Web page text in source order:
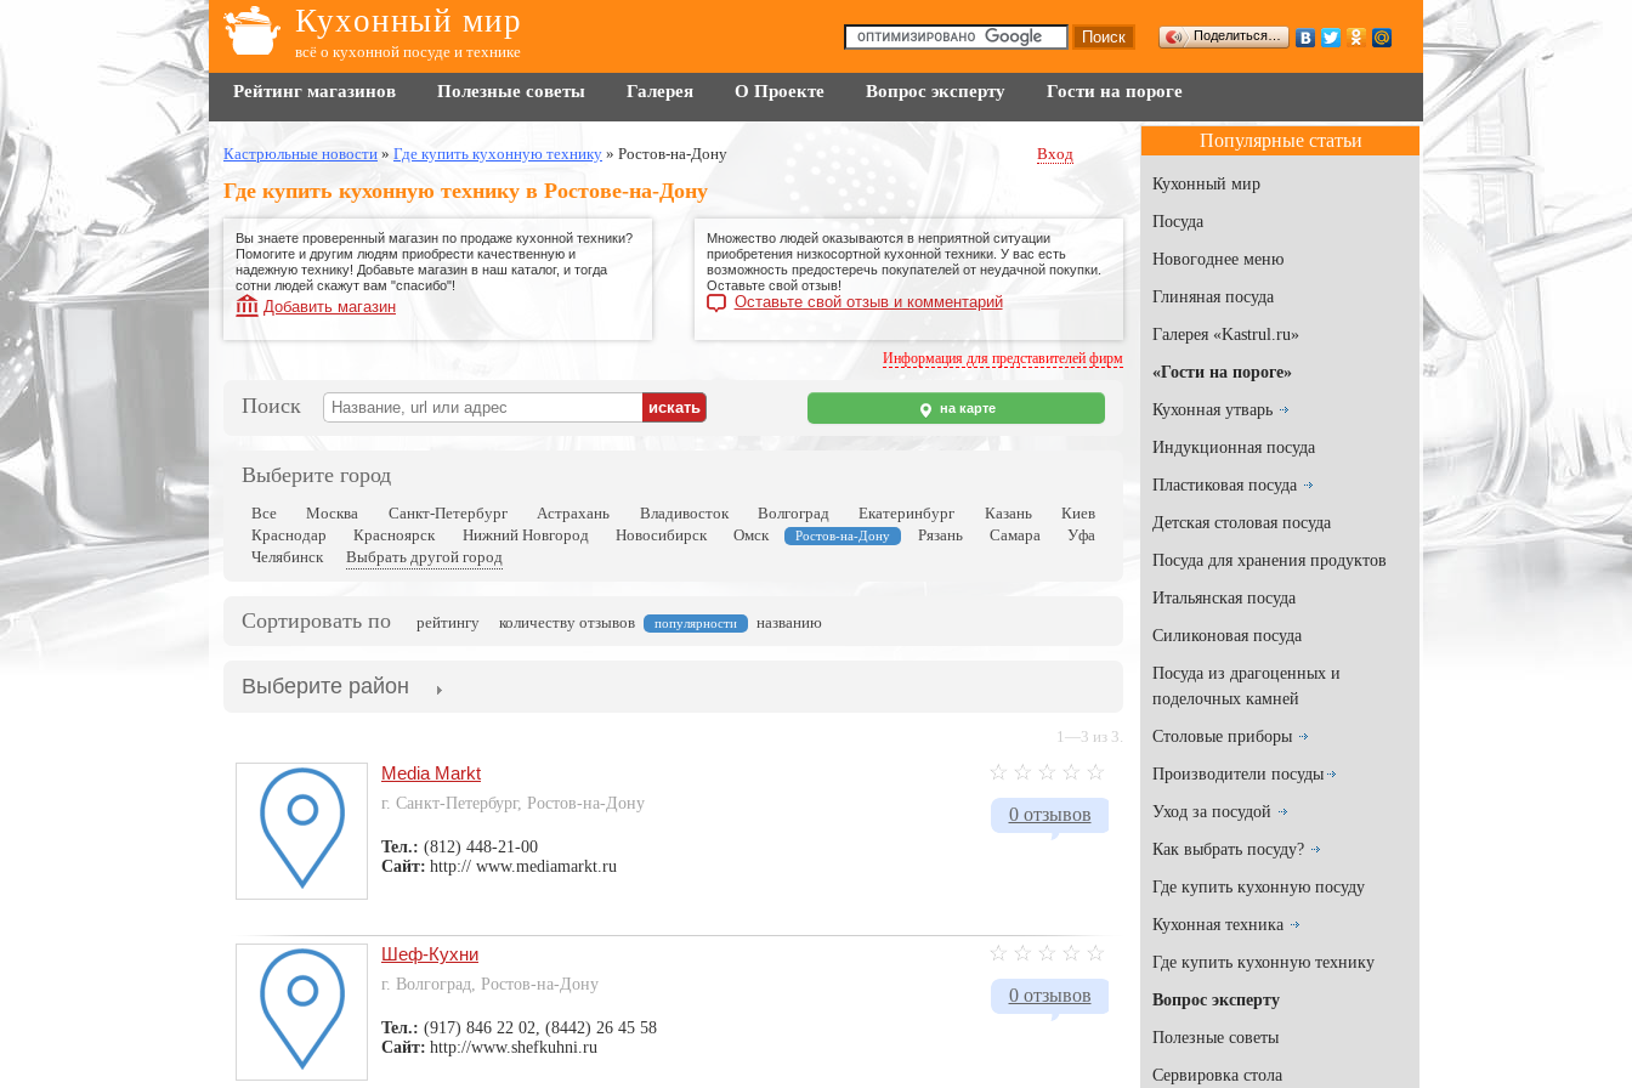
Кухонный мир
всё о кухонной посуде и технике
Поделиться…
Рейтинг магазинов Полезные советы Галерея О Проекте Вопрос эксперту Гости на пороге
Кастрюльные новости » Где купить кухонную технику » Ростов-на-Дону Вход
Где купить кухонную технику в Ростове-на-Дону
Вы знаете проверенный магазин по продаже кухонной техники?
Помогите и другим людям приобрести качественную и
надежную технику! Добавьте магазин в наш каталог, и тогда
сотни людей скажут вам "спасибо"!
Добавить магазин
Множество людей оказываются в неприятной ситуации
приобретения низкосортной кухонной техники. У вас есть
возможность предостеречь покупателей от неудачной покупки.
Оставьте свой отзыв!
Оставьте свой отзыв и комментарий
Информация для представителей фирм
Поиск на карте
Выберите город
Все Москва Санкт-Петербург Астрахань Владивосток Волгоград Екатеринбург Казань
Киев
Краснодар
Красноярск Нижний Новгород Новосибирск Омск Ростов-на-Дону Рязань Самара
Уфа
Челябинск
Выбрать другой город
Сортировать по рейтингу количеству отзывов популярности названию
Выберите район
1—3 из 3.
0 отзывов
Media Markt
г. Санкт-Петербург, Ростов-на-Дону
Тел.: (812) 448-21-00
Сайт: http:// www.mediamarkt.ru
0 отзывов
Шеф-Кухни
г. Волгоград, Ростов-на-Дону
Тел.: (917) 846 22 02, (8442) 26 45 58
Сайт: http://www.shefkuhni.ru
Популярные статьи
Кухонный мир
Посуда
Новогоднее меню
Глиняная посуда
Галерея «Kastrul.ru»
«Гости на пороге»
Кухонная утварь
Индукционная посуда
Пластиковая посуда
Детская столовая посуда
Посуда для хранения продуктов
Итальянская посуда
Силиконовая посуда
Посуда из драгоценных и
поделочных камней
Столовые приборы
Производители посуды
Уход за посудой
Как выбрать посуду?
Где купить кухонную посуду
Кухонная техника
Где купить кухонную технику
Вопрос эксперту
Полезные советы
Сервировка стола